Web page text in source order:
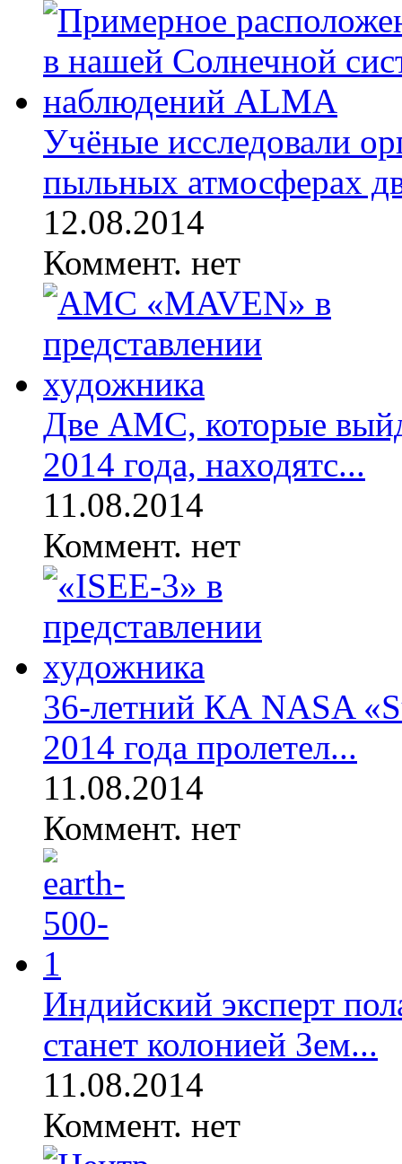
Учёные исследовали
пыльных атмосферах
12.08.2014
Коммент. нет
Две АМС, которые
2014 года, находятс...
11.08.2014
Коммент. нет
36-летний КА NASA
2014 года пролетел...
11.08.2014
Коммент. нет
Индийский эксперт
станет колонией Зем...
11.08.2014
Коммент. нет